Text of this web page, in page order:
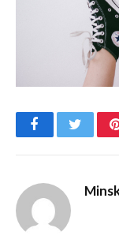
Facebook